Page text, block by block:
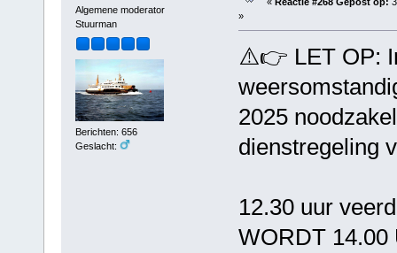
Algemene moderator
Stuurman
Berichten: 656
Geslacht:
« Reactie #268 Gepost op:
»
⚠️👉 LET OP:
2025
dienstregeling
12.30 uur
WORDT 14.00